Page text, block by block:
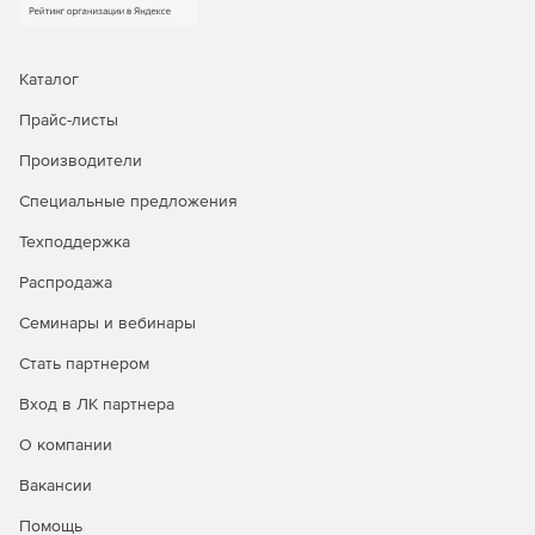
уведомления о состоянии пароля по электронной
свой пароль при входе в систему или
разблокировавших свои учетные записи.
Самостоятельная разблокировка учетной записи
разблокировки учетных записей через web-браузер.
Corporate Directory Search. Удобный и эффективный
(электронной почте, фамилии и т. д.) позволяет
сотрудника: его фото, служебный и мобильный
телефон, адрес электронной почты и т. д.
Снижение нагрузки на сервисную службу.
разблокировка учетных записей позволяет снизить
нагрузку на административную службу и сократить
Каталог
Прайс-листы
Производители
Специальные предложения
Техподдержка
Распродажа
Семинары и вебинары
Стать партнером
Вход в ЛК партнера
О компании
Вакансии
Помощь